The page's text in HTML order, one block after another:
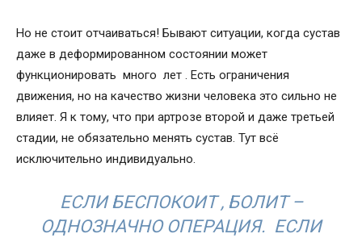
Но не стоит отчаиваться! Бывают ситуации, когда сустав
даже в деформированном состоянии может
функционировать много лет . Есть ограничения
движения, но на качество жизни человека это сильно не
влияет. Я к тому, что при артрозе второй и даже третьей
стадии, не обязательно менять сустав. Тут всё
исключительно индивидуально.
ЕСЛИ БЕСПОКОИТ , БОЛИТ –
ОДНОЗНАЧНО ОПЕРАЦИЯ. ЕСЛИ